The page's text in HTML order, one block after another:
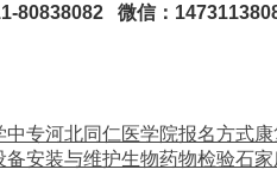
80838082 微信：
中专河北同仁医学院报名方式
备安装与维护生物药物检验石家